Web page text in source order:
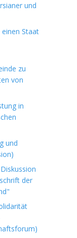
und
Staat
zu
von
in
und
der